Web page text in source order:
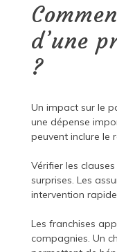
d’une
?
Un impact sur le
une dépense
peuvent inclure le
Vérifier les
surprises. Les
intervention
Les franchises
compagnies. Un